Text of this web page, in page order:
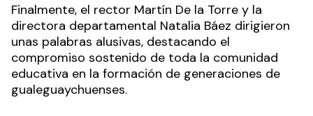
Finalmente, el rector Martín De la Torre y la
directora departamental Natalia Báez dirigieron
unas palabras alusivas, destacando el
compromiso sostenido de toda la comunidad
educativa en la formación de generaciones de
gualeguaychuenses.